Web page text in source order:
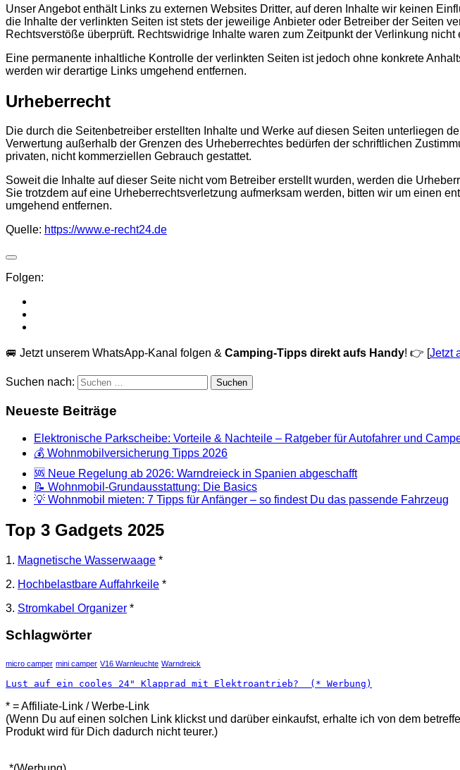
Unser Angebot enthält Links zu externen Websites Dritter, auf deren Inhalte wir keinen
die Inhalte der verlinkten Seiten ist stets der jeweilige Anbieter oder Betreiber der Seiten
Rechtsverstöße überprüft. Rechtswidrige Inhalte waren zum Zeitpunkt der Verlinkung nicht
Eine permanente inhaltliche Kontrolle der verlinkten Seiten ist jedoch ohne konkrete
werden wir derartige Links umgehend entfernen.
Urheberrecht
Die durch die Seitenbetreiber erstellten Inhalte und Werke auf diesen Seiten unterliegen
Verwertung außerhalb der Grenzen des Urheberrechtes bedürfen der schriftlichen
privaten, nicht kommerziellen Gebrauch gestattet.
Soweit die Inhalte auf dieser Seite nicht vom Betreiber erstellt wurden, werden die
Sie trotzdem auf eine Urheberrechtsverletzung aufmerksam werden, bitten wir um einen
umgehend entfernen.
Quelle: https://www.e-recht24.de
Folgen:
🚐 Jetzt unserem WhatsApp-Kanal folgen & Camping-Tipps direkt aufs Handy! 👉 [ Jetzt
Suchen nach:
Neueste Beiträge
Elektronische Parkscheibe: Vorteile & Nachteile – Ratgeber für Autofahrer und
💰 Wohnmobilversicherung Tipps 2026
🆘 Neue Regelung ab 2026: Warndreieck in Spanien abgeschafft
📝 Wohnmobil-Grundausstattung: Die Basics
💡 Wohnmobil mieten: 7 Tipps für Anfänger – so findest Du das passende Fahrzeug
Top 3 Gadgets 2025
1. Magnetische Wasserwaage *
2. Hochbelastbare Auffahrkeile *
3. Stromkabel Organizer *
Schlagwörter
micro camper mini camper V16 Warnleuchte Warndreick
Lust auf ein cooles 24" Klapprad mit Elektroantrieb?  (* Werbung)
* = Affiliate-Link / Werbe-Link
(Wenn Du auf einen solchen Link klickst und darüber einkaufst, erhalte ich von dem
Produkt wird für Dich dadurch nicht teurer.)